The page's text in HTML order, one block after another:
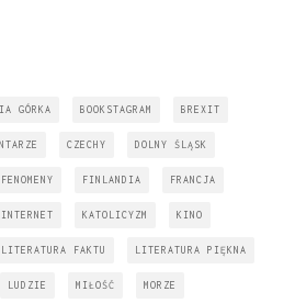
GÓRKA BOOKSTAGRAM BREXIT
CZECHY DOLNY ŚLĄSK
FENOMENY FINLANDIA FRANCJA
INTERNET KATOLICYZM KINO
LITERATURA FAKTU LITERATURA PIĘKNA
LUDZIE MIŁOŚĆ MORZE